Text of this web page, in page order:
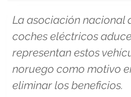
La asociación nacional
coches eléctricos
representan estos
noruego como motivo
eliminar los beneficios.